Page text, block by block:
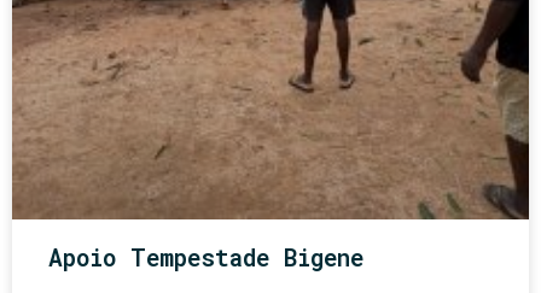
Apoio Tempestade Bigene